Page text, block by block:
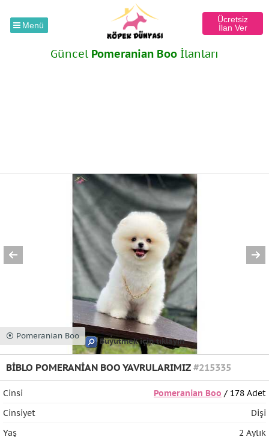
Menü
Ücretsiz
İlan Ver
Güncel Pomeranian Boo İlanları
⦿ Pomeranian Boo
Büyütmek için tıklayın
BİBLO POMERANİAN BOO YAVRULARIMIZ #215335
Cinsi Pomeranian Boo / 178 Adet
Cinsiyet
Dişi
Yaş
2 Aylık